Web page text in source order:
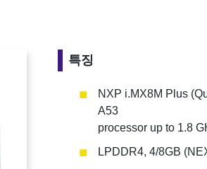
특징
NXP i.MX8M Plus
A53
processor up to 1.8
LPDDR4, 4/8GB